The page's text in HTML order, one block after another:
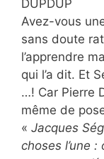
DUPDUP
Avez-vous
sans doute
l’apprendre
qui l’a dit. Et
…! Car Pierre
même de
« Jacques
choses l’une